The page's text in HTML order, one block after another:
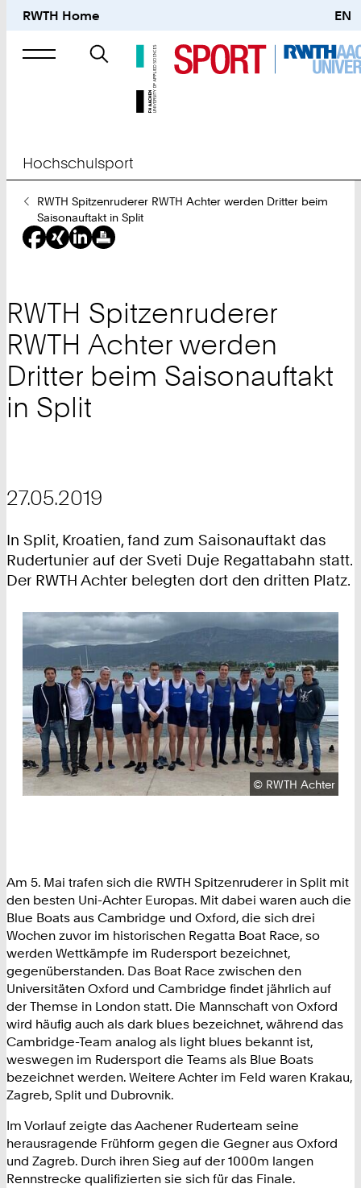
RWTH Home EN
Suche
nach
Hochschulsport
Sie
sind
hier:
RWTH Spitzenruderer RWTH Achter werden Dritter beim
Saisonauftakt in Split
RWTH Spitzenruderer
RWTH Achter werden
Dritter beim Saisonauftakt
in Split
27.05.2019
In Split, Kroatien, fand zum Saisonauftakt das
Rudertunier auf der Sveti Duje Regattabahn statt.
Der RWTH Achter belegten dort den dritten Platz.
Urheberrecht:
© RWTH Achter
Am 5. Mai trafen sich die RWTH Spitzenruderer in Split mit
den besten Uni-Achter Europas. Mit dabei waren auch die
Blue Boats aus Cambridge und Oxford, die sich drei
Wochen zuvor im historischen Regatta Boat Race, so
werden Wettkämpfe im Rudersport bezeichnet,
gegenüberstanden. Das Boat Race zwischen den
Universitäten Oxford und Cambridge findet jährlich auf
der Themse in London statt. Die Mannschaft von Oxford
wird häufig auch als dark blues bezeichnet, während das
Cambridge-Team analog als light blues bekannt ist,
weswegen im Rudersport die Teams als Blue Boats
bezeichnet werden. Weitere Achter im Feld waren Krakau,
Zagreb, Split und Dubrovnik.
Im Vorlauf zeigte das Aachener Ruderteam seine
herausragende Frühform gegen die Gegner aus Oxford
und Zagreb. Durch ihren Sieg auf der 1000m langen
Rennstrecke qualifizierten sie sich für das Finale.